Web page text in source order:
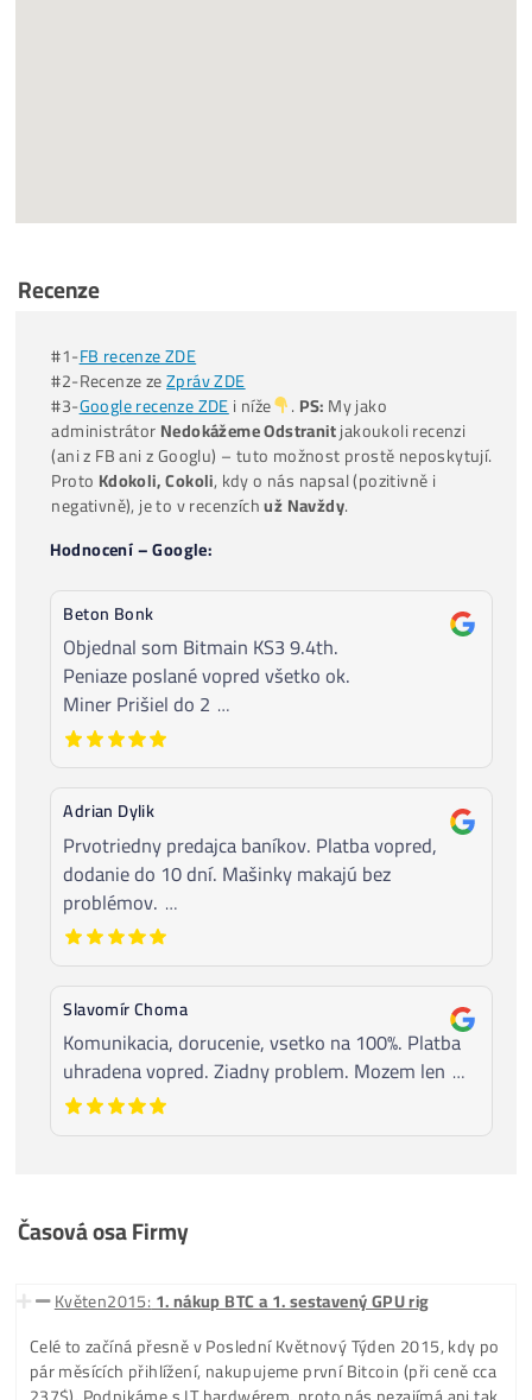
Recenze
#1-FB recenze ZDE
#2-Recenze ze
#3-Google recenze ZDEi níže .PS:My jako
administrátorNedokážeme Odstranit jakoukoli recenzi
(ani z FB ani z Googlu) – tuto možnost prostě
ProtoKdokoli, Cokoli, kdy o nás napsal (pozitivně i
negativně), je to v recenzích
Hodnocení – Google:
Beton Bonk
Objednal som Bitmain KS3 9.4th.
Peniaze poslané vopred všetko ok.
Miner Prišiel do 2…